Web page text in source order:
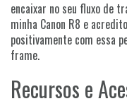
encaixar no seu fluxo de
minha Canon R8 e
positivamente com essa
frame.
Recursos e